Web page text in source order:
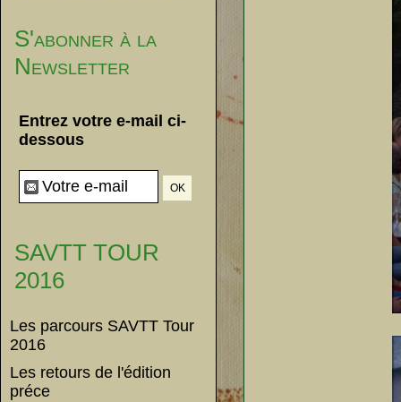
S'abonner à la
Newsletter
Entrez votre e-mail ci-
dessous
SAVTT TOUR
2016
Les parcours SAVTT Tour
2016
Les retours de l'édition
préce